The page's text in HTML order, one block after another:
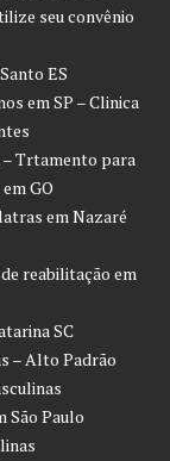
seu convênio
ES
em SP – Clinica
– Trtamento para
GO
em Nazaré
reabilitação em
SC
– Alto Padrão
São Paulo